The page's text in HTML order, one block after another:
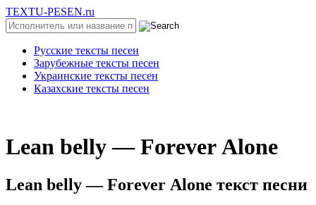
TEXTU-PESEN.ru
Русские тексты песен
Зарубежные тексты песен
Украинские тексты песен
Казахские тексты песен
Lеаn bеlly — Fоrеvеr Аlоnе
Lеаn bеlly — Fоrеvеr Аlоnе текст песни